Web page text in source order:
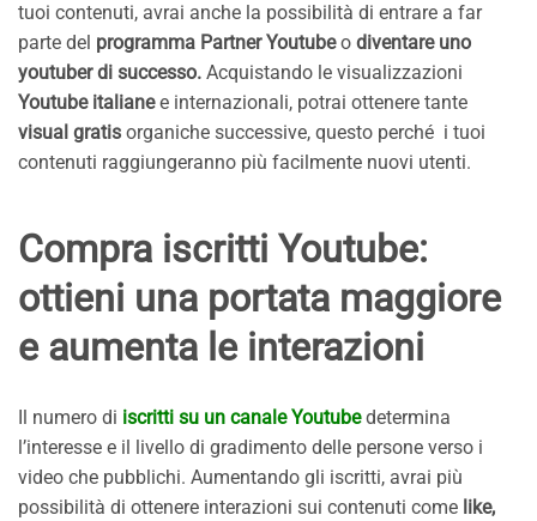
tuoi contenuti, avrai anche la possibilità di entrare a far
parte del programma Partner Youtubeo diventare uno
youtuber di successo. Acquistando le visualizzazioni
Youtube italianee internazionali, potrai ottenere tante
visual gratis organiche successive, questo perché i tuoi
contenuti raggiungeranno più facilmente nuovi utenti.
Compra iscritti Youtube:
ottieni una portata maggiore
e aumenta le interazioni
Il numero di iscritti su un canale Youtubedetermina
l’interesse e il livello di gradimento delle persone verso i
video che pubblichi. Aumentando gli iscritti, avrai più
possibilità di ottenere interazioni sui contenuti come like,